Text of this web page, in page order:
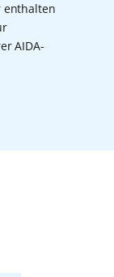
enthalten
AIDA-